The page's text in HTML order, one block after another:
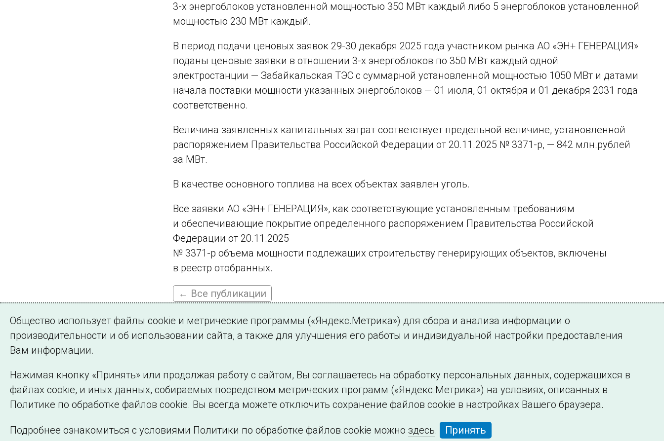
3-х энергоблоков установленной мощностью 350 МВт каждый либо 5 энергоблоков установленной
мощностью 230 МВт каждый.
В период подачи ценовых заявок 29-30 декабря 2025 года участником рынка АО «ЭН+ ГЕНЕРАЦИЯ»
поданы ценовые заявки в отношении 3-х энергоблоков по 350 МВт каждый одной
электростанции — Забайкальская ТЭС с суммарной установленной мощностью 1050 МВт и датами
начала поставки мощности указанных энергоблоков — 01 июля, 01 октября и 01 декабря 2031 года
соответственно.
Величина заявленных капитальных затрат соответствует предельной величине, установленной
распоряжением Правительства Российской Федерации от 20.11.2025 № 3371-р, — 842 млн.рублей
за МВт.
В качестве основного топлива на всех объектах заявлен уголь.
Все заявки АО «ЭН+ ГЕНЕРАЦИЯ», как соответствующие установленным требованиям
и обеспечивающие покрытие определенного распоряжением Правительства Российской
Федерации от 20.11.2025
№ 3371-р объема мощности подлежащих строительству генерирующих объектов, включены
в реестр отобранных.
← Все публикации
Подписаться на новости
©2005–2026 АО «СО ЕЭС» Филиалы и представительства Использование информации Сведения об образовательной организации
Общество использует файлы cookie и метрические программы («Яндекс.Метрика») для сбора и анализа информации о
производительности и об использовании сайта, а также для улучшения его работы и индивидуальной настройки предоставления
Вам информации.
Нажимая кнопку «Принять» или продолжая работу с сайтом, Вы соглашаетесь на обработку персональных данных, содержащихся в
файлах cookie, и иных данных, собираемых посредством метрических программ («Яндекс.Метрика») на условиях, описанных в
Политике по обработке файлов cookie. Вы всегда можете отключить сохранение файлов cookie в настройках Вашего браузера.
Подробнее ознакомиться с условиями Политики по обработке файлов cookie можно здесь. Принять